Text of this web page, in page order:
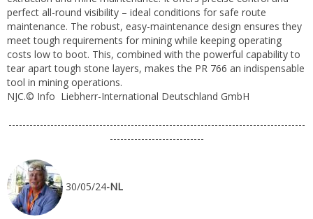
perfect all-round visibility – ideal conditions for safe route
maintenance. The robust, easy-maintenance design ensures they
meet tough requirements for mining while keeping operating
costs low to boot. This, combined with the powerful capability to
tear apart tough stone layers, makes the PR 766 an indispensable
tool in mining operations.
NJC.© Info Liebherr-International Deutschland GmbH
-------------------------------------------------------------------------------------
---------------------------
30/05/24-NL